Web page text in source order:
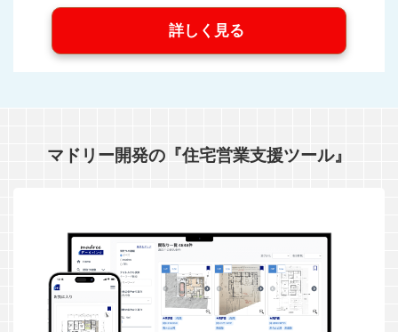
詳しく見る
マドリー開発の『住宅営業支援ツール』